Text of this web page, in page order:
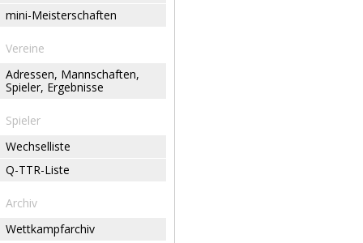
mini-Meisterschaften
Vereine
Adressen, Mannschaften,
Spieler, Ergebnisse
Spieler
Wechselliste
Q-TTR-Liste
Archiv
Wettkampfarchiv